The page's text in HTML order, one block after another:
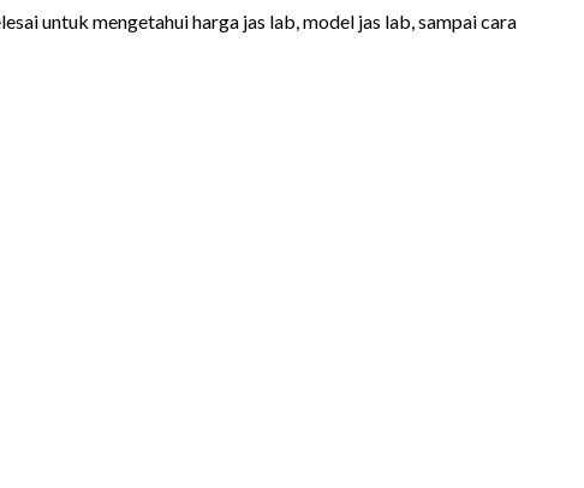
untuk mengetahui harga jas lab, model jas lab, sampai cara